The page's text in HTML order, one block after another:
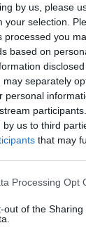
by us, please
your selection.
processed you
based on
may separately
personal
by us to third
that may
website/app
visit or usage
to Google
Processing Opt
out of the Sharing
Vitali ha
del
la linea
Capo redattore
un tratto
conserva
in Sala delle